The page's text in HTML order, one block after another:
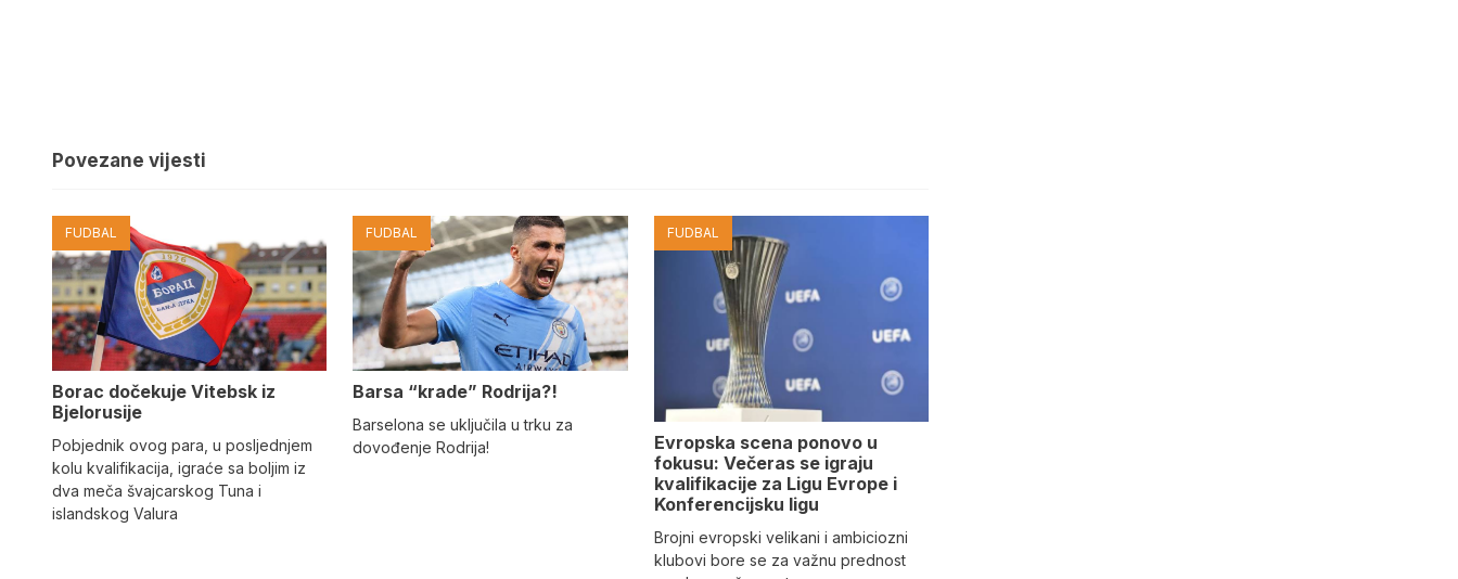
Povezane vijesti
FUDBAL
Borac dočekuje Vitebsk iz
Bjelorusije
Pobjednik ovog para, u posljednjem
kolu kvalifikacija, igraće sa boljim iz
dva meča švajcarskog Tuna i
islandskog Valura
FUDBAL
Barsa “krade” Rodrija?!
Barselona se uključila u trku za
dovođenje Rodrija!
FUDBAL
Evropska scena ponovo u
fokusu: Večeras se igraju
kvalifikacije za Ligu Evrope i
Konferencijsku ligu
Brojni evropski velikani i ambiciozni
klubovi bore se za važnu prednost